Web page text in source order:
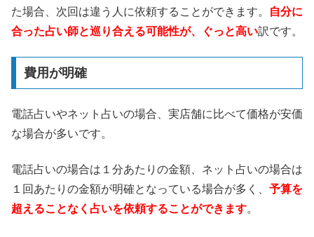
た場合、次回は違う人に依頼することができます。
自分に
合った占い師と巡り合える可能性が、ぐっと高い訳です。
費用が明確
電話占いやネット占いの場合、実店舗に比べて価格が安価
な場合が多いです。
電話占いの場合は１分あたりの金額、ネット占いの場合は
１回あたりの金額が明確となっている場合が多く、 予算を
超えることなく占いを依頼することができます。